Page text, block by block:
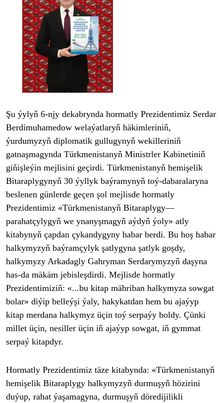
Şu ýylyň 6-njy dekabrynda hormatly Prezidentimiz Serdar
Berdimuhamedow welaýatlaryň häkimleriniň,
ýurdumyzyň diplomatik gullugynyň wekilleriniň
gatnaşmagynda Türkmenistanyň Ministrler Kabinetiniň
giňişleýin mejlisini geçirdi. Türkmenistanyň hemişelik
Bitaraplygynyň 30 ýyllyk baýramynyň toý-dabaralaryna
beslenen günlerde geçen şol mejlisde hormatly
Prezidentimiz «Türkmenistanyň Bitaraplygy—
parahatçylygyň we ynanyşmagyň aýdyň ýoly» atly
kitabynyň çapdan çykandygyny habar berdi. Bu hoş habar
halkymyzyň baýramçylyk şatlygyna şatlyk goşdy,
halkymyzy Arkadagly Gahryman Serdarymyzyň daşyna
has-da mäkäm jebisleşdirdi. Mejlisde hormatly
Prezidentimiziň: «...bu kitap mähriban halkymyza sowgat
bolar» diýip belleýşi ýaly, hakykatdan hem bu ajaýyp
kitap merdana halkymyz üçin toý serpaýy boldy. Çünki
millet üçin, nesiller üçin iň ajaýyp sowgat, iň gymmat
serpaý kitapdyr.
Hormatly Prezidentimiz täze kitabynda: «Türkmenistanyň
hemişelik Bitaraplygy halkymyzyň durmuşyň hözirini
duýup, rahat ýaşamagyna, durmuşyň döredijilikli